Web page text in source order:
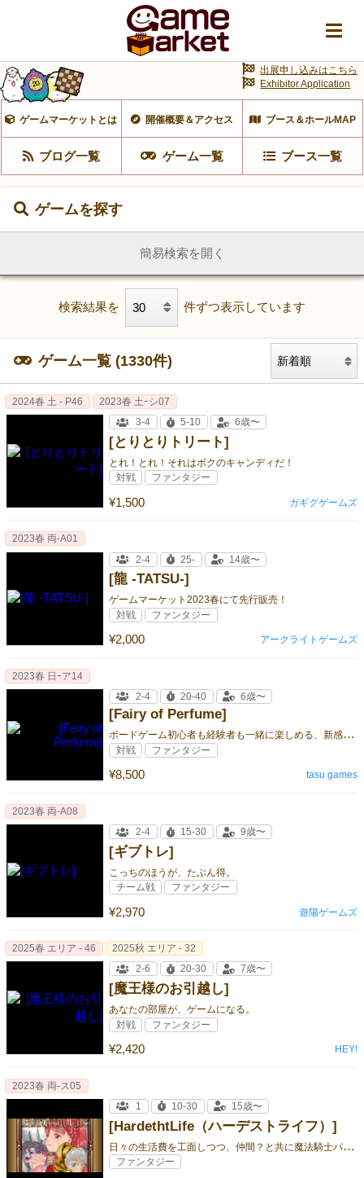
ゲームマーケットとは 開催概要＆アクセス ブース＆ホールMAP
ブログ一覧 ゲーム一覧 ブース一覧
出展申し込みはこちら
Exhibitor Application
ゲームを探す
簡易検索を開く
検索結果を 件ずつ表示しています
ゲーム一覧 (1330件)
[とりとりトリート]
とれ！とれ！それはボクのキャンディだ！
¥1,500
2024春 土 - P46
2023春 土ｰシ07
3-4
5-10 6歳〜
対戦 ファンタジー
ガギグゲームズ
[龍 -TATSU-]
ゲームマーケット2023春にて先行販売！
¥2,000
2023春 両‐A01
2-4
25- 14歳〜
対戦 ファンタジー
アークライトゲームズ
[Fairy of Perfume]
ボ
ードゲーム初心者も経験者も一緒に楽しめる、新感覚パック（ボトル）ビルディング！
¥8,500
2023春 日ｰア14
2-4
20-40 6歳〜
対戦 ファンタジー
tasu games
[ギブトレ]
こっちのほうが、たぶん得。
¥2,970
2023春 両‐A08
2-4
15-30 9歳〜
チーム戦 ファンタジー
遊陽ゲームズ
[魔王様のお引越し]
あなたの部屋が、ゲームになる。
¥2,420
2025春 エリア - 46
2025秋 エリア - 32
2-6
20-30 7歳〜
対戦 ファンタジー
HEY!
[HardethtLife（ハーデストライフ）]
日
々の生活費を工面しつつ、仲間？と共に魔法騎士パルダートを倒せ！
2023春 両‐ス05
1
10-30 15歳〜
ファンタジー